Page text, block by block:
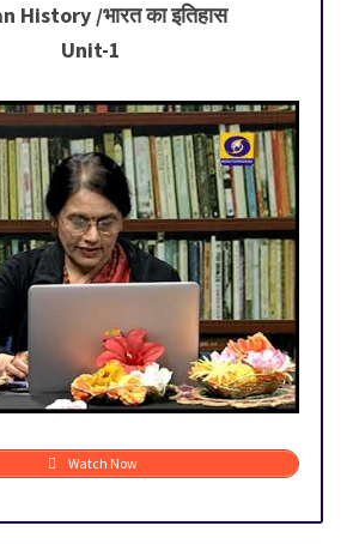
History /भारत का इतिहास
Unit-1
Watch Now